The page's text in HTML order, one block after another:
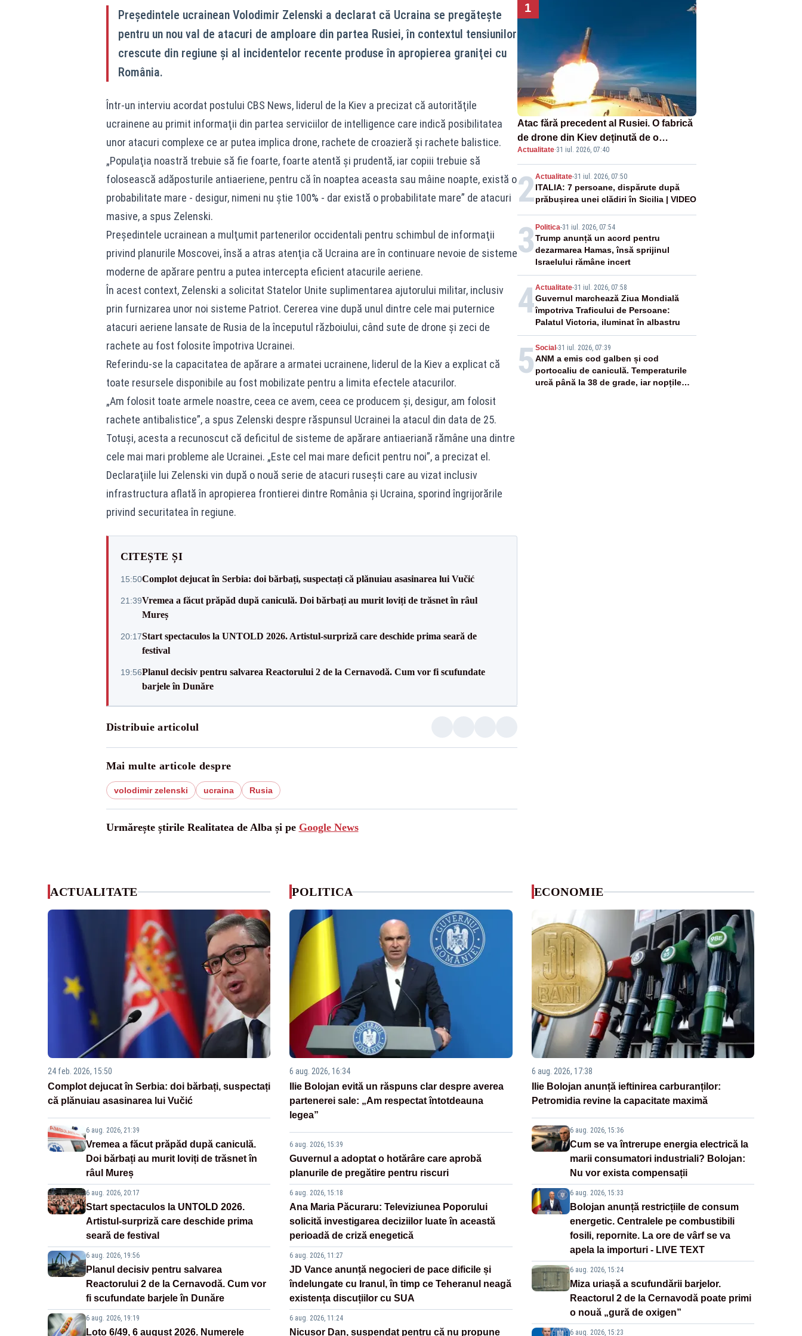
Preşedintele ucrainean Volodimir Zelenski a declarat că Ucraina se pregăteşte
pentru un nou val de atacuri de amploare din partea Rusiei, în contextul tensiunilor
crescute din regiune şi al incidentelor recente produse în apropierea graniţei cu
România.
Într-un interviu acordat postului CBS News, liderul de la Kiev a precizat că autorităţile
ucrainene au primit informaţii din partea serviciilor de intelligence care indică posibilitatea
unor atacuri complexe ce ar putea implica drone, rachete de croazieră şi rachete balistice.
„Populaţia noastră trebuie să fie foarte, foarte atentă şi prudentă, iar copiii trebuie să
folosească adăposturile antiaeriene, pentru că în noaptea aceasta sau mâine noapte, există o
probabilitate mare - desigur, nimeni nu ştie 100% - dar există o probabilitate mare” de atacuri
masive, a spus Zelenski.
Preşedintele ucrainean a mulţumit partenerilor occidentali pentru schimbul de informaţii
privind planurile Moscovei, însă a atras atenţia că Ucraina are în continuare nevoie de sisteme
moderne de apărare pentru a putea intercepta eficient atacurile aeriene.
În acest context, Zelenski a solicitat Statelor Unite suplimentarea ajutorului militar, inclusiv
prin furnizarea unor noi sisteme Patriot. Cererea vine după unul dintre cele mai puternice
atacuri aeriene lansate de Rusia de la începutul războiului, când sute de drone şi zeci de
rachete au fost folosite împotriva Ucrainei.
Referindu-se la capacitatea de apărare a armatei ucrainene, liderul de la Kiev a explicat că
toate resursele disponibile au fost mobilizate pentru a limita efectele atacurilor.
„Am folosit toate armele noastre, ceea ce avem, ceea ce producem şi, desigur, am folosit
rachete antibalistice”, a spus Zelenski despre răspunsul Ucrainei la atacul din data de 25.
Totuşi, acesta a recunoscut că deficitul de sisteme de apărare antiaeriană rămâne una dintre
cele mai mari probleme ale Ucrainei. „Este cel mai mare deficit pentru noi”, a precizat el.
Declaraţiile lui Zelenski vin după o nouă serie de atacuri ruseşti care au vizat inclusiv
infrastructura aflată în apropierea frontierei dintre România şi Ucraina, sporind îngrijorările
privind securitatea în regiune.
CITEȘTE ȘI
15:50Complot dejucat în Serbia: doi bărbați, suspectați că plănuiau asasinarea lui Vučić
21:39Vremea a făcut prăpăd după caniculă. Doi bărbați au murit loviți de trăsnet în râul
Mureș
20:17Start spectaculos la UNTOLD 2026. Artistul-surpriză care deschide prima seară de
festival
19:56Planul decisiv pentru salvarea Reactorului 2 de la Cernavodă. Cum vor fi scufundate
barjele în Dunăre
Distribuie articolul
Mai multe articole despre
volodimir zelenski ucraina Rusia
Urmărește știrile Realitatea de Alba și pe Google News
1
Atac fără precedent al Rusiei. O fabrică
de drone din Kiev deținută de o
companie americană, distrusă de o
rachetă rusească
Actualitate·31 iul. 2026, 07:40
2Actualitate-31 iul. 2026, 07:50
ITALIA: 7 persoane, dispărute după
prăbușirea unei clădiri în Sicilia | VIDEO
3 Politica-31 iul. 2026, 07:54
Trump anunță un acord pentru
dezarmarea Hamas, însă sprijinul
Israelului rămâne incert
4Actualitate-31 iul. 2026, 07:58
Guvernul marchează Ziua Mondială
împotriva Traficului de Persoane:
Palatul Victoria, iluminat în albastru
5 Social -31 iul. 2026, 07:39
ANM a emis cod galben și cod
portocaliu de caniculă. Temperaturile
urcă până la 38 de grade, iar nopțile
ACTUALITATE
24 feb. 2026, 15:50
Complot dejucat în Serbia: doi bărbați, suspectați
că plănuiau asasinarea lui Vučić
6 aug. 2026, 21:39
Vremea a făcut prăpăd după caniculă.
Doi bărbați au murit loviți de trăsnet în
râul Mureș
6 aug. 2026, 20:17
Start spectaculos la UNTOLD 2026.
Artistul-surpriză care deschide prima
seară de festival
6 aug. 2026, 19:56
Planul decisiv pentru salvarea
Reactorului 2 de la Cernavodă. Cum vor
fi scufundate barjele în Dunăre
6 aug. 2026, 19:19
Loto 6/49, 6 august 2026. Numerele
POLITICA
6 aug. 2026, 16:34
Ilie Bolojan evită un răspuns clar despre averea
partenerei sale: „Am respectat întotdeauna
legea”
6 aug. 2026, 15:39
Guvernul a adoptat o hotărâre care aprobă
planurile de pregătire pentru riscuri
6 aug. 2026, 15:18
Ana Maria Păcuraru: Televiziunea Poporului
solicită investigarea deciziilor luate în această
perioadă de criză enegetică
6 aug. 2026, 11:27
JD Vance anunță negocieri de pace dificile și
îndelungate cu Iranul, în timp ce Teheranul neagă
existența discuțiilor cu SUA
6 aug. 2026, 11:24
Nicușor Dan, suspendat pentru că nu propune
ECONOMIE
6 aug. 2026, 17:38
Ilie Bolojan anunță ieftinirea carburanților:
Petromidia revine la capacitate maximă
6 aug. 2026, 15:36
Cum se va întrerupe energia electrică la
marii consumatori industriali? Bolojan:
Nu vor exista compensații
6 aug. 2026, 15:33
Bolojan anunță restricțiile de consum
energetic. Centralele pe combustibili
fosili, repornite. La ore de vârf se va
apela la importuri - LIVE TEXT
6 aug. 2026, 15:24
Miza uriașă a scufundării barjelor.
Reactorul 2 de la Cernavodă poate primi
o nouă „gură de oxigen”
6 aug. 2026, 15:23